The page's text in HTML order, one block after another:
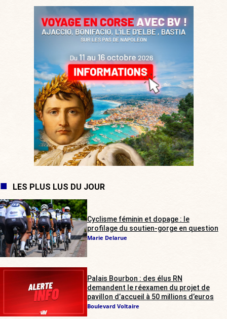
LES PLUS LUS DU JOUR
Cyclisme féminin et dopage : le
profilage du soutien-gorge en question
Marie Delarue
Palais Bourbon : des élus RN
demandent le réexamen du projet de
pavillon d’accueil à 50 millions d’euros
Boulevard Voltaire